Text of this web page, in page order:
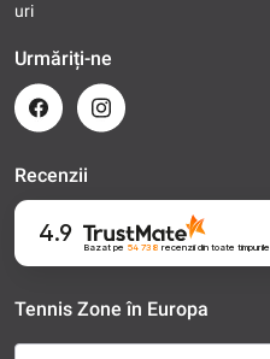
uri
Urmăriți-ne
Recenzii
4.9
Bazat pe 54 738 recenziidin toate timpurile
Tennis Zone în Europa